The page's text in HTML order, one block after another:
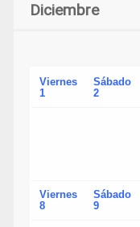
Control
Diciembre
Viernes
1
Sábado
2
Viernes
8
Sábado
9